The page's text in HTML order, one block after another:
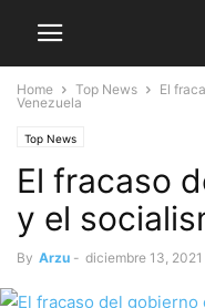
Home Top News
El
Venezuela
Top News
El fracaso
y el
By Arzu - diciembre 13, 2021